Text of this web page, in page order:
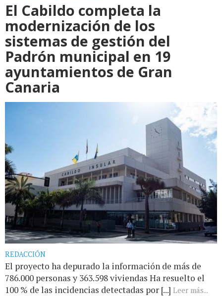
El Cabildo completa la
modernización de los
sistemas de gestión del
Padrón municipal en 19
ayuntamientos de Gran
Canaria
REDACCIÓN
El proyecto ha depurado la información de más de
786.000 personas y 363.598 viviendas Ha resuelto el
100 % de las incidencias detectadas por [...] Leer más...